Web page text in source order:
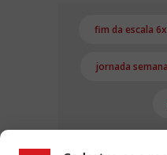
fim da escala
jornada